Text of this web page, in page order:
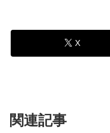
X
関連記事